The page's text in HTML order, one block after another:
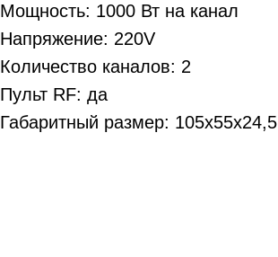
Мощность: 1000 Вт на канал
Напряжение: 220V
Количество каналов: 2
Пульт RF: да
Габаритный размер: 105х55х24,5